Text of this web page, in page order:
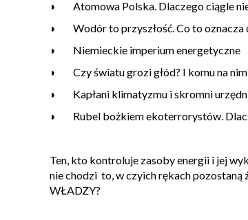
◗ Atomowa Polska. Dlaczego ciągle
◗ Wodór to przyszłość. Co to oznacza
◗ Niemieckie imperium energetyczne
◗ Czy światu grozi głód? I komu na nim
◗ Kapłani klimatyzmu i skromni
◗ Rubel bożkiem ekoterrorystów.
Ten, kto kontroluje zasoby energii i jej
nie chodzi to, w czyich rękach pozostaną
WŁADZY?